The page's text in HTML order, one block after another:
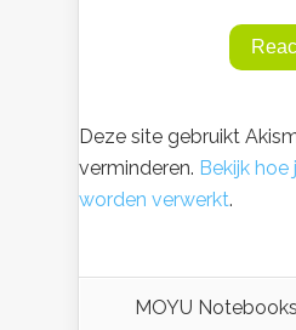
Deze site gebruikt
verminderen. Bekijk
worden verwerkt.
MOYU